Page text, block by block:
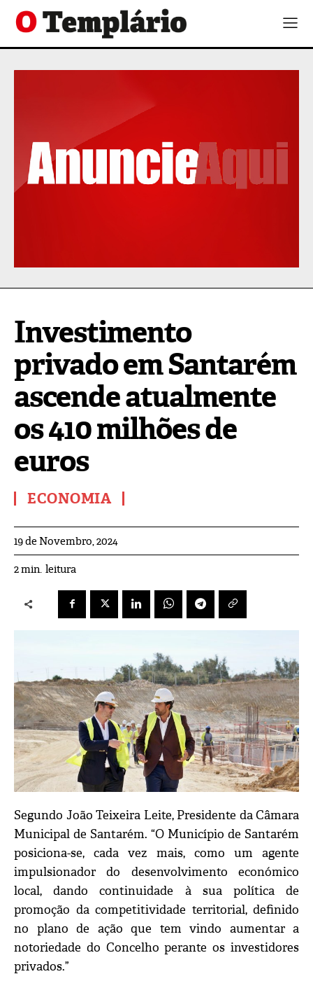
Investimento
privado em Santarém
ascende atualmente
os 410 milhões de
euros
ECONOMIA
19 de Novembro, 2024
2min. leitura
Segundo João Teixeira Leite, Presidente da Câmara
Municipal de Santarém. “O Município de Santarém
posiciona-se, cada vez mais, como um agente
impulsionador do desenvolvimento económico
local, dando continuidade à sua política de
promoção da competitividade territorial, definido
no plano de ação que tem vindo aumentar a
notoriedade do Concelho perante os investidores
privados.”